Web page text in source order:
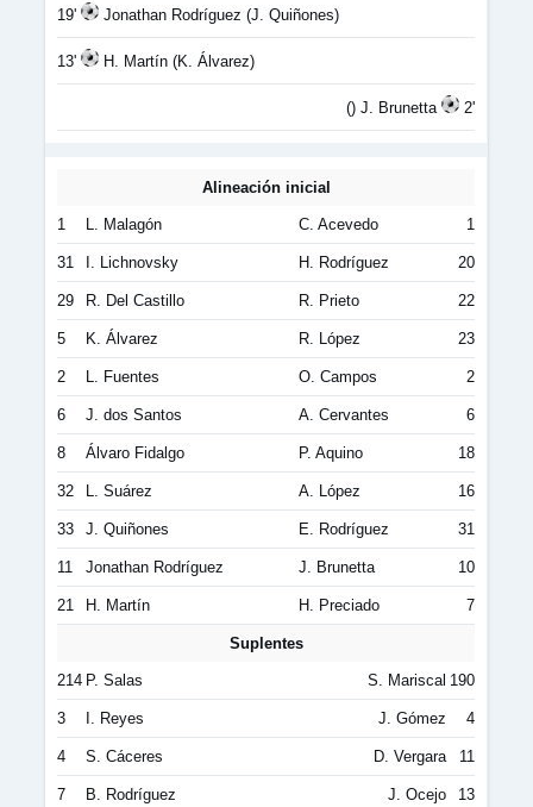
19' Jonathan Rodríguez (J. Quiñones)
13' H. Martín (K. Álvarez)
() J. Brunetta 2'
Alineación inicial
1 L. Malagón C. Acevedo 1
31 I. Lichnovsky H. Rodríguez 20
29 R. Del Castillo R. Prieto 22
5 K. Álvarez R. López 23
2 L. Fuentes O. Campos 2
6 J. dos Santos A. Cervantes 6
8 Álvaro Fidalgo P. Aquino 18
32 L. Suárez A. López 16
33 J. Quiñones E. Rodríguez 31
11 Jonathan Rodríguez J. Brunetta 10
21 H. Martín H. Preciado 7
Suplentes
214 P. Salas S. Mariscal 190
3 I. Reyes J. Gómez 4
4 S. Cáceres D. Vergara 11
7 B. Rodríguez J. Ocejo 13